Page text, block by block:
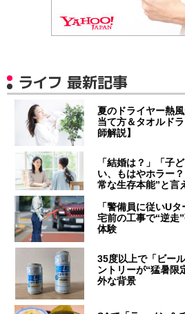
ライフ 最新記事
夏のドライヤー熱
当て方＆タオルド
師解説】
「結婚は？」「子
い、もはやホラー
常な生存本能”と言
「警備員に従いU
宅前の工事で“逆走
体験
35度以上で「ビー
ントリーが“猛暑限
外な背景